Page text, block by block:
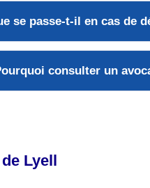
se passe-t-il en cas de
consulter un
Lyell